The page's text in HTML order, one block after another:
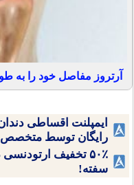
آرتروز مفاصل خود را به
ایمپلنت اقساطی
رایگان توسط متخصص
۵۰٪ تخفیف
سفته!